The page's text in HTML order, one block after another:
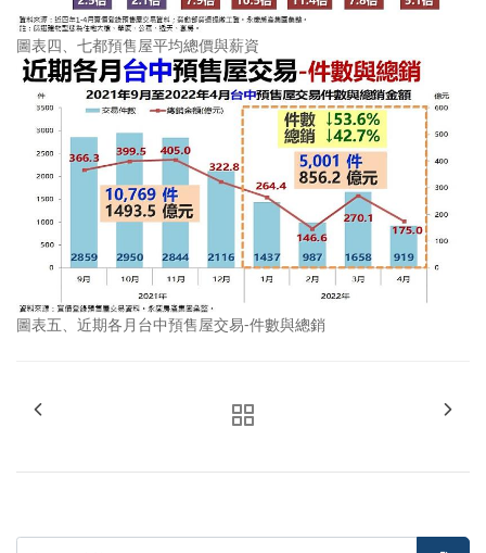
圖表四、七都預售屋平均總價與薪資
圖表五、近期各月台中預售屋交易-件數與總銷